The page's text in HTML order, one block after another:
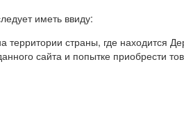
иметь ввиду:
территории страны, где находится
сайта и попытке приобрести